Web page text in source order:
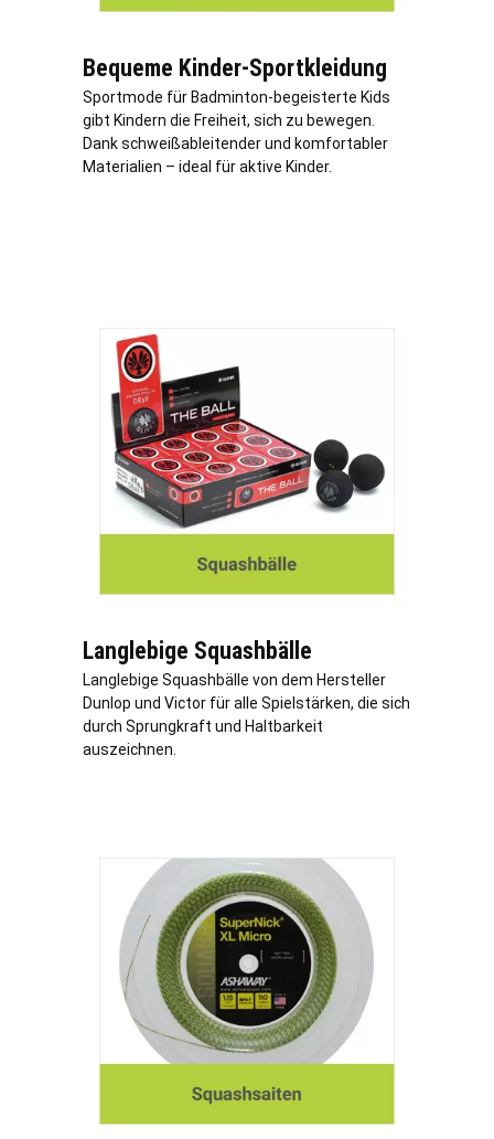
Bequeme Kinder-Sportkleidung
Sportmode für Badminton-begeisterte Kids
gibt Kindern die Freiheit, sich zu bewegen.
Dank schweißableitender und komfortabler
Materialien – ideal für aktive Kinder.
Langlebige Squashbälle
Langlebige Squashbälle von dem Hersteller
Dunlop und Victor für alle Spielstärken, die sich
durch Sprungkraft und Haltbarkeit
auszeichnen.